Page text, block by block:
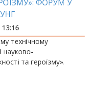
ФОРУМ У
технічному
науково-
та героїзму».